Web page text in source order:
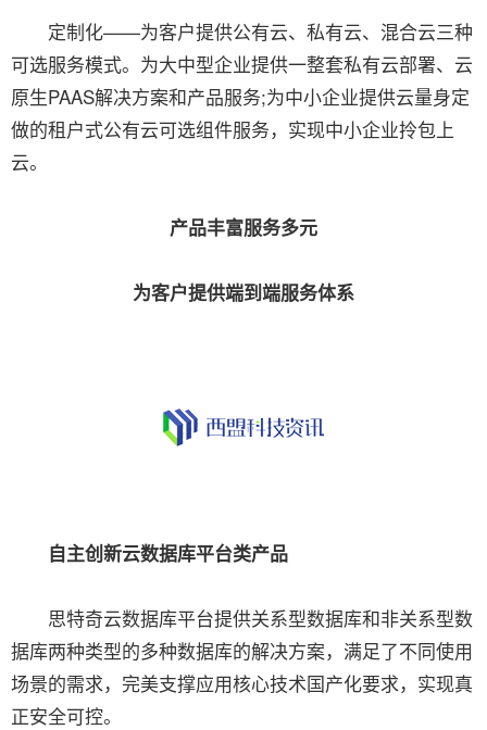
定制化——为客户提供公有云、私有云、混合云三种
可选服务模式。为大中型企业提供一整套私有云部署、云
原生PAAS解决方案和产品服务;为中小企业提供云量身定
做的租户式公有云可选组件服务，实现中小企业拎包上
云。
产品丰富服务多元
为客户提供端到端服务体系
自主创新云数据库平台类产品
思特奇云数据库平台提供关系型数据库和非关系型数
据库两种类型的多种数据库的解决方案，满足了不同使用
场景的需求，完美支撑应用核心技术国产化要求，实现真
正安全可控。